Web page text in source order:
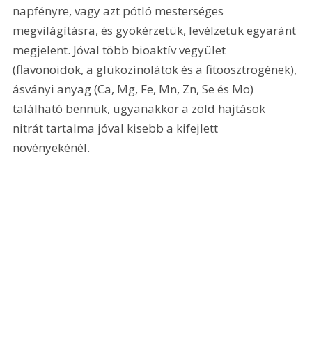
napfényre, vagy azt pótló mesterséges
megvilágításra, és gyökérzetük, levélzetük egyaránt
megjelent. Jóval több bioaktív vegyület
(flavonoidok, a glükozinolátok és a fitoösztrogének),
ásványi anyag (Ca, Mg, Fe, Mn, Zn, Se és Mo)
található bennük, ugyanakkor a zöld hajtások
nitrát tartalma jóval kisebb a kifejlett
növényekénél.